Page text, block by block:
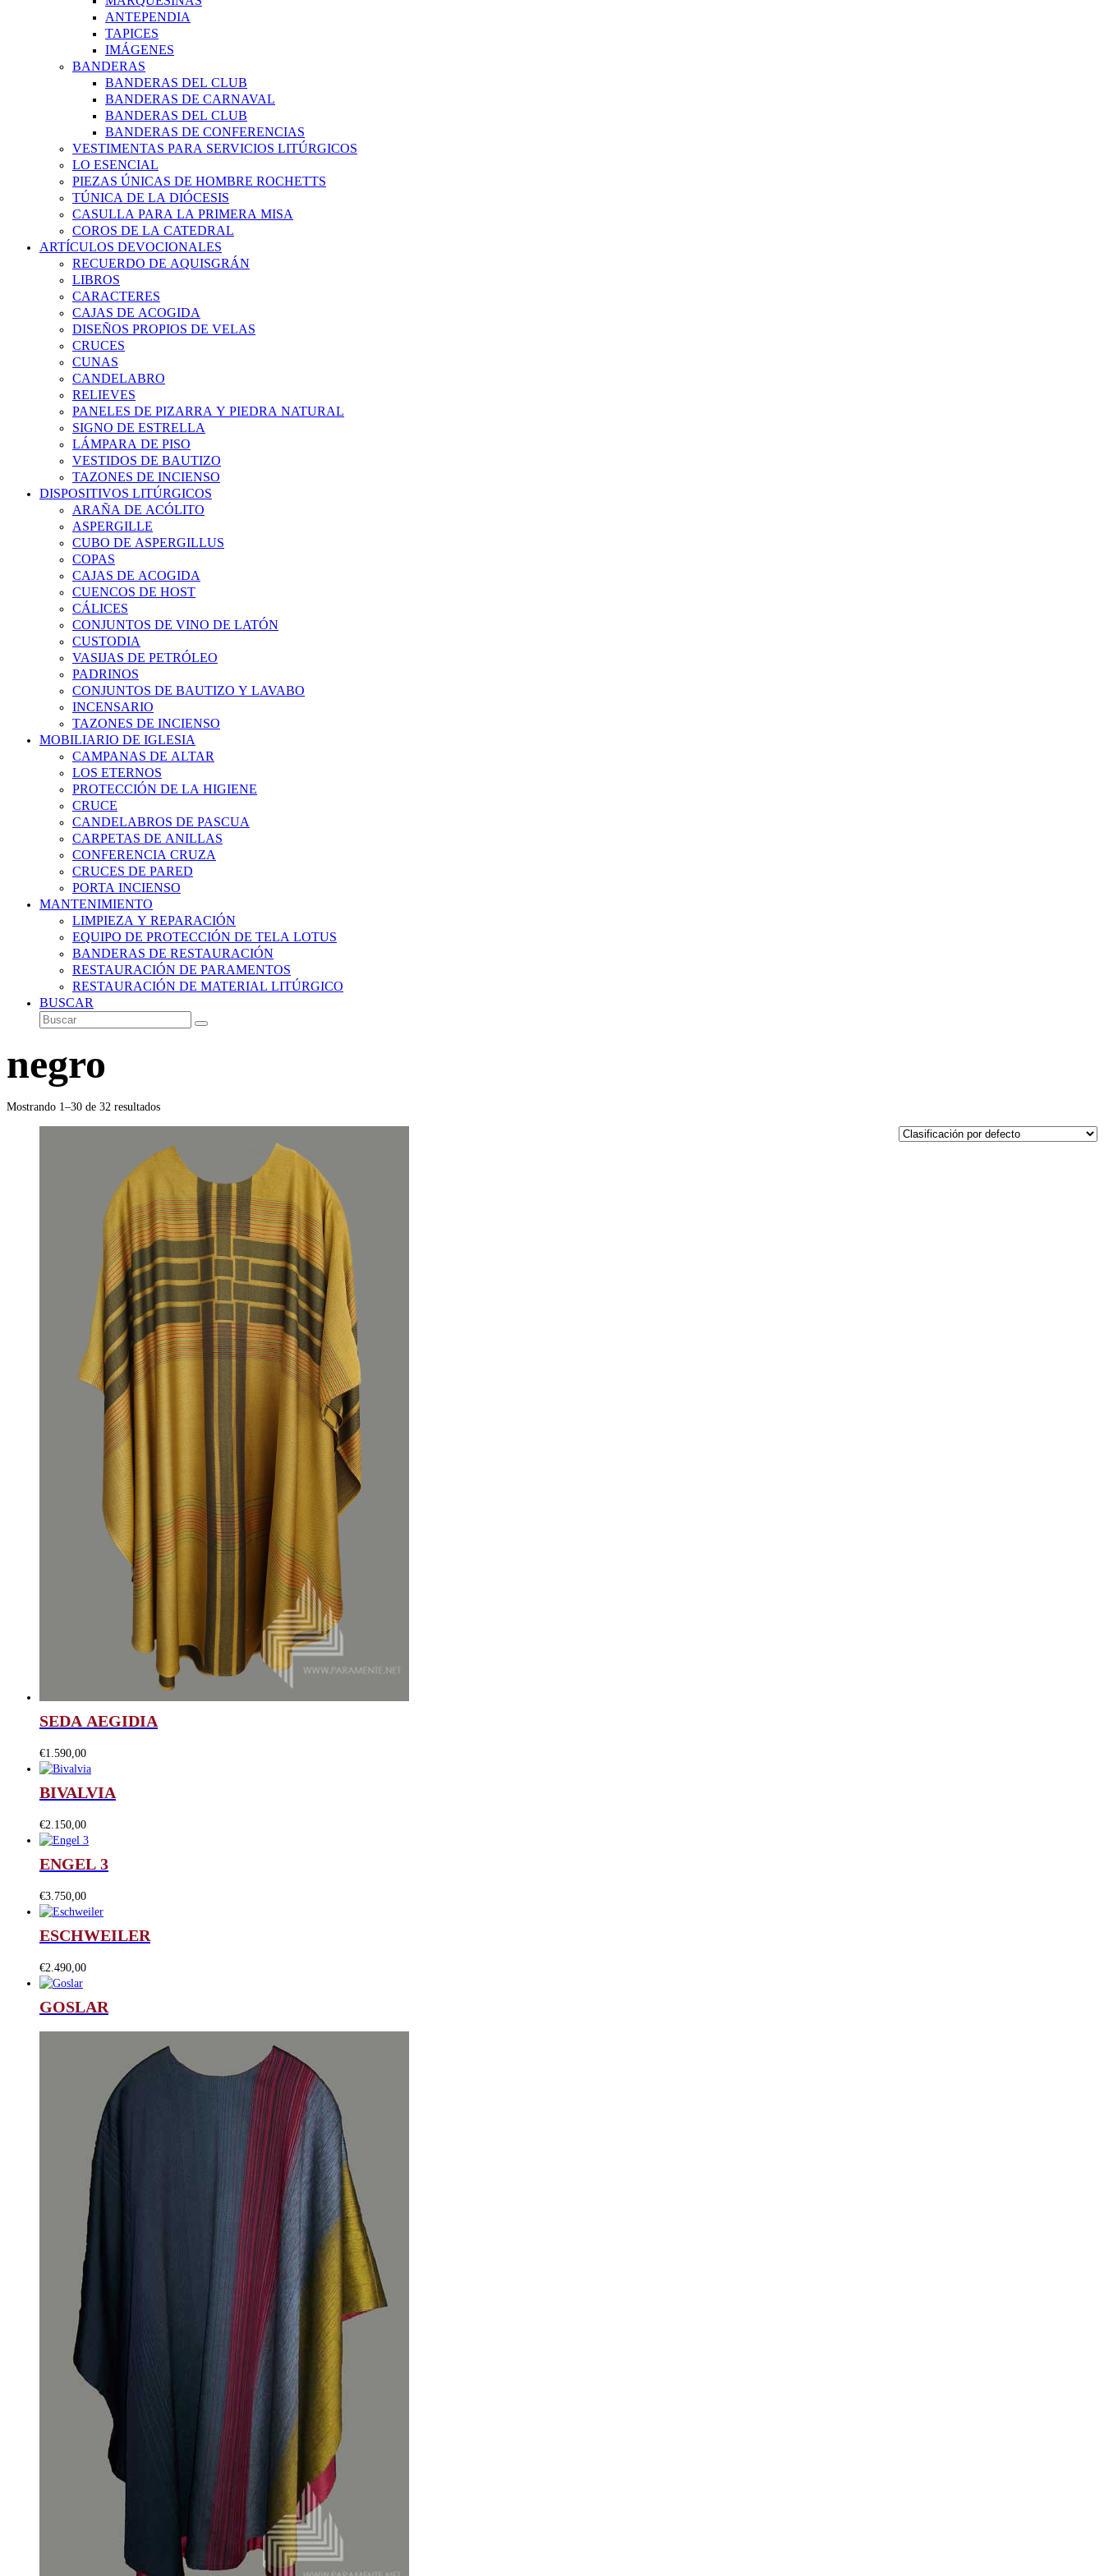
ANTEPENDIA
TAPICES
IMÁGENES
BANDERAS
BANDERAS DEL CLUB
BANDERAS DE CARNAVAL
BANDERAS DEL CLUB
BANDERAS DE CONFERENCIAS
VESTIMENTAS PARA SERVICIOS LITÚRGICOS
LO ESENCIAL
PIEZAS ÚNICAS DE HOMBRE ROCHETTS
TÚNICA DE LA DIÓCESIS
CASULLA PARA LA PRIMERA MISA
COROS DE LA CATEDRAL
ARTÍCULOS DEVOCIONALES
RECUERDO DE AQUISGRÁN
LIBROS
CARACTERES
CAJAS DE ACOGIDA
DISEÑOS PROPIOS DE VELAS
CRUCES
CUNAS
CANDELABRO
RELIEVES
PANELES DE PIZARRA Y PIEDRA NATURAL
SIGNO DE ESTRELLA
LÁMPARA DE PISO
VESTIDOS DE BAUTIZO
TAZONES DE INCIENSO
DISPOSITIVOS LITÚRGICOS
ARAÑA DE ACÓLITO
ASPERGILLE
CUBO DE ASPERGILLUS
COPAS
CAJAS DE ACOGIDA
CUENCOS DE HOST
CÁLICES
CONJUNTOS DE VINO DE LATÓN
CUSTODIA
VASIJAS DE PETRÓLEO
PADRINOS
CONJUNTOS DE BAUTIZO Y LAVABO
INCENSARIO
TAZONES DE INCIENSO
MOBILIARIO DE IGLESIA
CAMPANAS DE ALTAR
LOS ETERNOS
PROTECCIÓN DE LA HIGIENE
CRUCE
CANDELABROS DE PASCUA
CARPETAS DE ANILLAS
CONFERENCIA CRUZA
CRUCES DE PARED
PORTA INCIENSO
MANTENIMIENTO
LIMPIEZA Y REPARACIÓN
EQUIPO DE PROTECCIÓN DE TELA LOTUS
BANDERAS DE RESTAURACIÓN
RESTAURACIÓN DE PARAMENTOS
RESTAURACIÓN DE MATERIAL LITÚRGICO
BUSCAR
Buscar
Enviar
negro
Mostrando 1–30 de 32 resultados
SEDA AEGIDIA
€1.590,00
BIVALVIA
€2.150,00
ENGEL 3
€3.750,00
ESCHWEILER
€2.490,00
GOSLAR